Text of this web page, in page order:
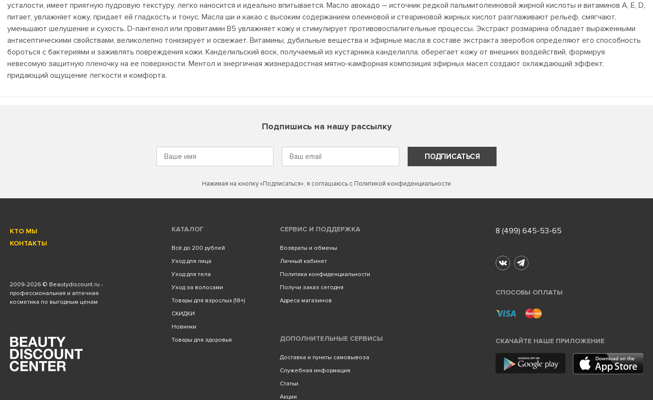
усталости, имеет приятную пудровую текстуру, легко наносится и идеально впитывается. Масло авокадо – источник редкой пальмитолеиновой жирной кислоты и витаминов A, E, D,
питает, увлажняет кожу, придает ей гладкость и тонус. Масла ши и какао с высоким содержанием олеиновой и стеариновой жирных кислот разглаживают рельеф, смягчают,
уменьшают шелушение и сухость. D-пантенол или провитамин В5 увлажняет кожу и стимулирует противовоспалительные процессы. Экстракт розмарина обладает выраженными
антисептическими свойствами, великолепно тонизирует и освежает. Витамины, дубильные вещества и эфирные масла в составе экстракта зверобоя определяют его способность
бороться с бактериями и заживлять повреждения кожи. Канделильский воск, получаемый из кустарника канделилла, оберегает кожу от внешних воздействий, формируя
невесомую защитную пленочку на ее поверхности. Ментол и энергичная жизнерадостная мятно-камфорная композиция эфирных масел создают охлаждающий эффект,
придающий ощущение легкости и комфорта.
Подпишись на нашу рассылку
ПОДПИСАТЬСЯ
Нажимая на кнопку «Подписаться», я соглашаюсь с Политикой конфиденциальности
КТО МЫ
КОНТАКТЫ
2009-2026 © Beautydiscount.ru -
профессиональная и аптечная
косметика по выгодным ценам
КАТАЛОГ
Всё до 200 рублей
Уход для лица
Уход для тела
Уход за волосами
Товары для взрослых (18+)
СКИДКИ
Новинки
Товары для здоровья
СЕРВИС И ПОДДЕРЖКА
Возвраты и обмены
Личный кабинет
Политика конфиденциальности
Получи заказ сегодня
Адреса магазинов
ДОПОЛНИТЕЛЬНЫЕ СЕРВИСЫ
Доставка и пункты самовывоза
Служебная информация
Статьи
Акции
8 (499) 645-53-65
СПОСОБЫ ОПЛАТЫ
СКАЧАЙТЕ НАШЕ ПРИЛОЖЕНИЕ